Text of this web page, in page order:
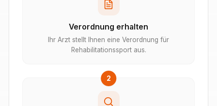
Verordnung erhalten
Ihr Arzt stellt Ihnen eine Verordnung für
Rehabilitationssport aus.
2